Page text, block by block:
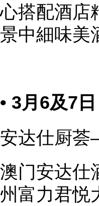
心搭配酒店
景中細味美
• 3月6及7日
安达仕厨
澳门安达仕
州富力君悦